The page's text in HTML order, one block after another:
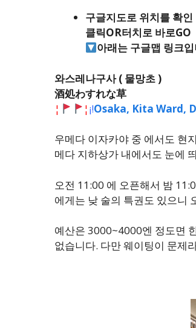
구글지도로 위치를 확인
클릭OR터치로 바로GO
아래는 구글맵 링크
와스레나구사 ( 물망초 )
酒処わすれな草
¦
¦¡!Osaka, Kita Ward,
우메다 이자카야 중 에서도 현
메다 지하상가 내에서도 눈에
오전 11:00 에 오픈해서 밤
에게는 낮 술의 특권도 있으니
예산은 3000~4000엔 정도면
없습니다. 다만 웨이팅이 문제